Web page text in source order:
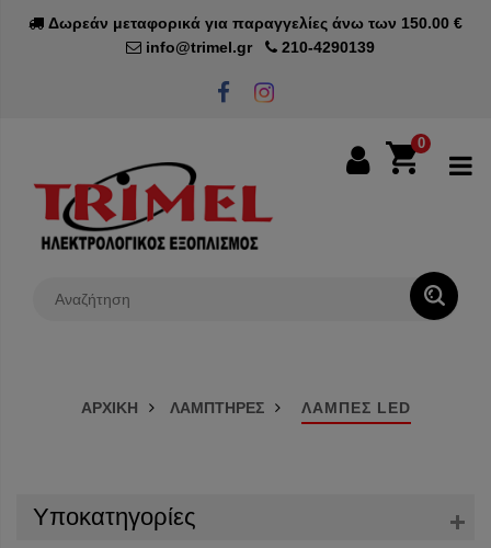
Δωρεάν μεταφορικά για παραγγελίες άνω των 150.00 €
info@trimel.gr
210-4290139
0
ΑΡΧΙΚΗ ΛΑΜΠΤΗΡΕΣ ΛΑΜΠΕΣ LED
Υποκατηγορίες